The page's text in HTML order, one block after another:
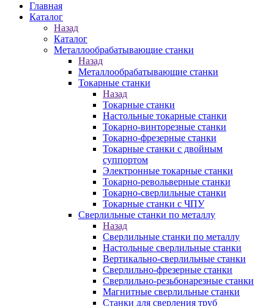
Главная
Каталог
Назад
Каталог
Металлообрабатывающие станки
Назад
Металлообрабатывающие станки
Токарные станки
Назад
Токарные станки
Настольные токарные станки
Токарно-винторезные станки
Токарно-фрезерные станки
Токарные станки с двойным
суппортом
Электронные токарные станки
Токарно-револьверные станки
Токарно-сверлильные станки
Токарные станки с ЧПУ
Сверлильные станки по металлу
Назад
Сверлильные станки по металлу
Настольные сверлильные станки
Вертикально-сверлильные станки
Сверлильно-фрезерные станки
Сверлильно-резьбонарезные станки
Магнитные сверлильные станки
Станки для сверления труб